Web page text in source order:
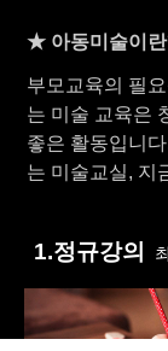
★ 아동미술이
부모교육의 필
는 미술 교육은
좋은 활동입니
는 미술교실, 지
1.정규강의